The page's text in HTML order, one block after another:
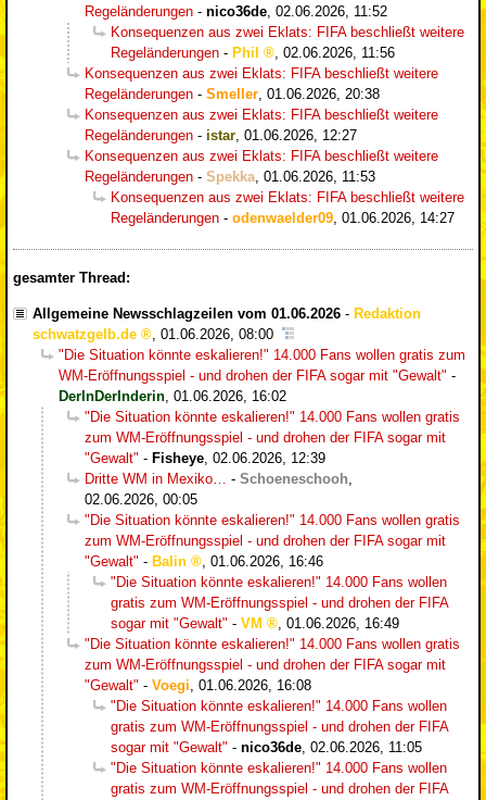
Regeländerungen - nico36de 02.06.2026, 11:52
Konsequenzen aus zwei Eklats: FIFA beschließt weitere
Regeländerungen - Phil
02.06.2026, 11:56
Konsequenzen aus zwei Eklats: FIFA beschließt weitere
Regeländerungen - Smeller 01.06.2026, 20:38
Konsequenzen aus zwei Eklats: FIFA beschließt weitere
Regeländerungen - istar 01.06.2026, 12:27
Konsequenzen aus zwei Eklats: FIFA beschließt weitere
Regeländerungen - Spekka 01.06.2026, 11:53
Konsequenzen aus zwei Eklats: FIFA beschließt weitere
Regeländerungen - odenwaelder09 01.06.2026, 14:27
gesamter Thread:
Allgemeine Newsschlagzeilen vom 01.06.2026 - Redaktion
schwatzgelb.de
, 01.06.2026, 08:00
"Die Situation könnte eskalieren!" 14.000 Fans wollen gratis zum
WM-Eröffnungsspiel - und drohen der FIFA sogar mit "Gewalt" -
DerInDerInderin, 01.06.2026, 16:02
"Die Situation könnte eskalieren!" 14.000 Fans wollen gratis
zum WM-Eröffnungsspiel - und drohen der FIFA sogar mit
"Gewalt" - Fisheye, 02.06.2026, 12:39
Dritte WM in Mexiko… - Schoeneschooh,
02.06.2026, 00:05
"Die Situation könnte eskalieren!" 14.000 Fans wollen gratis
zum WM-Eröffnungsspiel - und drohen der FIFA sogar mit
"Gewalt" - Balin , 01.06.2026, 16:46
"Die Situation könnte eskalieren!" 14.000 Fans wollen
gratis zum WM-Eröffnungsspiel - und drohen der FIFA
sogar mit "Gewalt" - VM , 01.06.2026, 16:49
"Die Situation könnte eskalieren!" 14.000 Fans wollen gratis
zum WM-Eröffnungsspiel - und drohen der FIFA sogar mit
"Gewalt" - Voegi, 01.06.2026, 16:08
"Die Situation könnte eskalieren!" 14.000 Fans wollen
gratis zum WM-Eröffnungsspiel - und drohen der FIFA
sogar mit "Gewalt" - nico36de, 02.06.2026, 11:05
"Die Situation könnte eskalieren!" 14.000 Fans wollen
gratis zum WM-Eröffnungsspiel - und drohen der FIFA